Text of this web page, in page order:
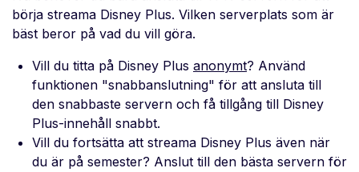
börja streama Disney Plus. Vilken serverplats som är
bäst beror på vad du vill göra.
Vill du titta på Disney Plus anonymt? Använd
funktionen "snabbanslutning" för att ansluta till
den snabbaste servern och få tillgång till Disney
Plus-innehåll snabbt.
Vill du fortsätta att streama Disney Plus även när
du är på semester? Anslut till den bästa servern för